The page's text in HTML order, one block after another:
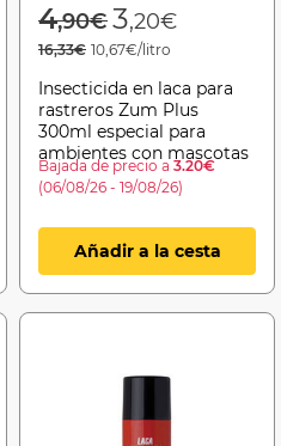
Price reduced
4,90€to
3,20€
16,33€ 10,67€/litro
Insecticida en laca para
rastreros Zum Plus
300ml especial para
ambientes con mascotas
Bajada de precio a 3.20€
(06/08/26 - 19/08/26)
Añadir a la cesta